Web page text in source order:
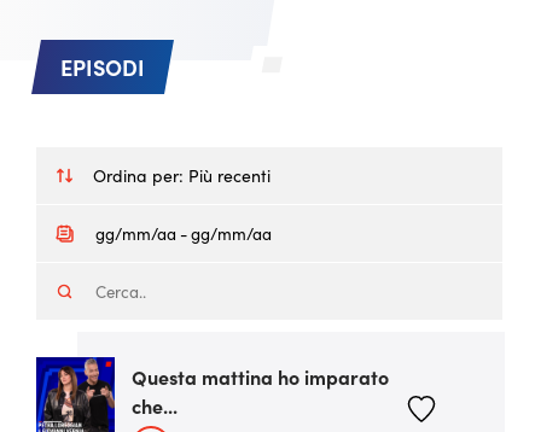
EPISODI
Ordina per: Più recenti
Questa mattina ho imparato
che...